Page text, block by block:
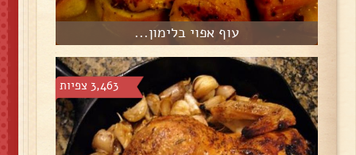
עוף אפוי בלימון...
3,463 צפיות